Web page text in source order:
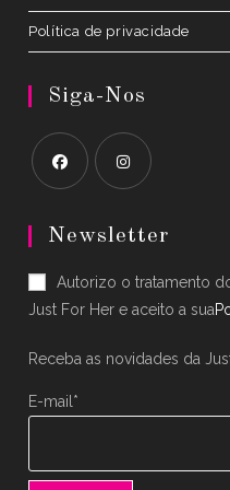
Política de privacidade
Siga-Nos
in
new
tab
in
new
tab
Newsletter
Autorizo o tratamento
Just For Her e aceito a sua
Receba as novidades da
E-mail*